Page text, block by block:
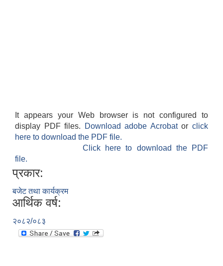
It appears your Web browser is not configured to
display PDF files.
Download adobe Acrobatorclick
here to download the PDF file.
Click here to download the PDF
file.
प्रकार:
बजेट तथा कार्यक्रम
आर्थिक वर्ष:
२०८२/०८३